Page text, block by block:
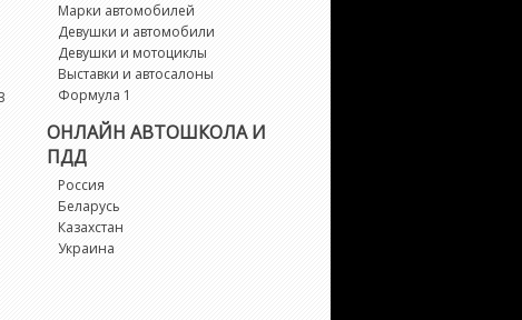
Марки автомобилей
Девушки и автомобили
Девушки и мотоциклы
Выставки и автосалоны
Формула 1
ОНЛАЙН АВТОШКОЛА И
ПДД
Россия
Беларусь
Казахстан
Украина